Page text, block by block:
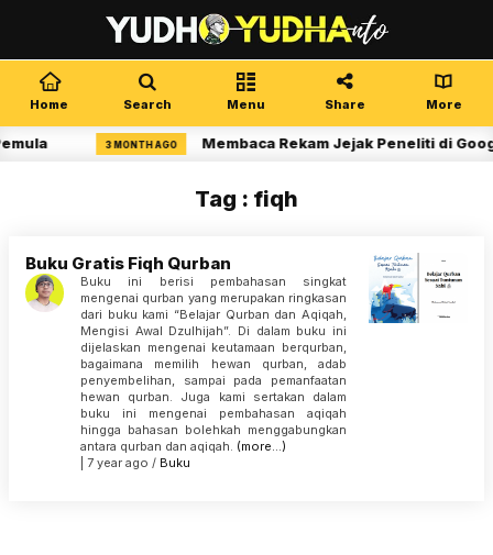
Home Search Menu Share More
3 MONTH AGO Membaca Rekam Jejak Peneliti di
Tag : fiqh
Buku Gratis Fiqh Qurban
Buku ini berisi pembahasan singkat
mengenai qurban yang merupakan ringkasan
dari buku kami “Belajar Qurban dan Aqiqah,
Mengisi Awal Dzulhijah”. Di dalam buku ini
dijelaskan mengenai keutamaan berqurban,
bagaimana memilih hewan qurban, adab
penyembelihan, sampai pada pemanfaatan
hewan qurban. Juga kami sertakan dalam
buku ini mengenai pembahasan aqiqah
hingga bahasan bolehkah menggabungkan
antara qurban dan aqiqah. (more…)
| 7 year ago / Buku